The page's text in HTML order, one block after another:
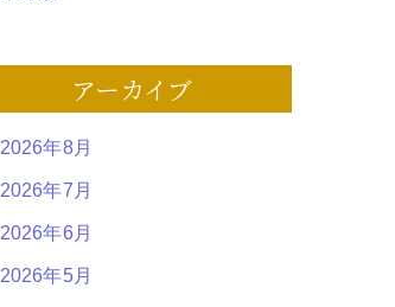
アーカイブ
2026年8月
2026年7月
2026年6月
2026年5月